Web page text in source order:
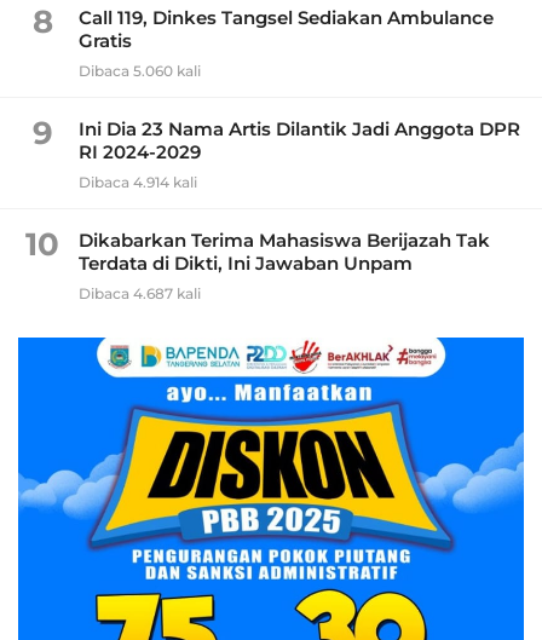
8
Call 119, Dinkes Tangsel Sediakan Ambulance
Gratis
Dibaca 5.060 kali
9
Ini Dia 23 Nama Artis Dilantik Jadi Anggota DPR
RI 2024-2029
Dibaca 4.914 kali
10
Dikabarkan Terima Mahasiswa Berijazah Tak
Terdata di Dikti, Ini Jawaban Unpam
Dibaca 4.687 kali